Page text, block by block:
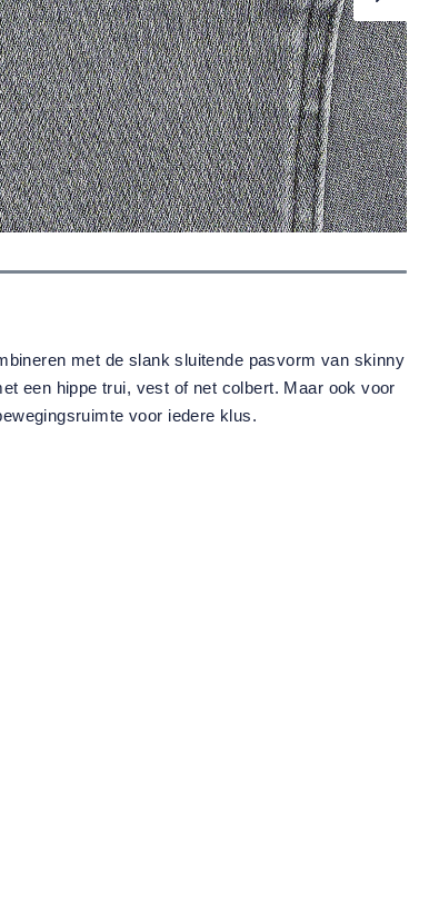
met de slank sluitende pasvorm van skinny
een hippe trui, vest of net colbert. Maar ook voor
voor iedere klus.